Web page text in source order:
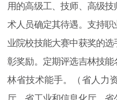
用的高级工、技师、高级
术人员确定其待遇。支持
业院校技能大赛中获奖的
彰奖励。定期评选吉林技
林省技术能手。（省人力